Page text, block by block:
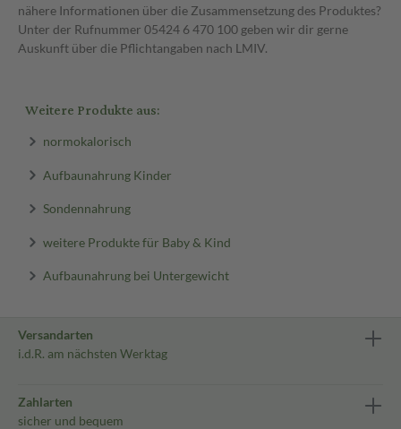
nähere Informationen über die Zusammensetzung des Produktes?
Unter der Rufnummer 05424 6 470 100 geben wir dir gerne
Auskunft über die Pflichtangaben nach LMIV.
Weitere Produkte aus:
normokalorisch
Aufbaunahrung Kinder
Sondennahrung
weitere Produkte für Baby & Kind
Aufbaunahrung bei Untergewicht
Versandarten
i.d.R. am nächsten Werktag
Zahlarten
sicher und bequem